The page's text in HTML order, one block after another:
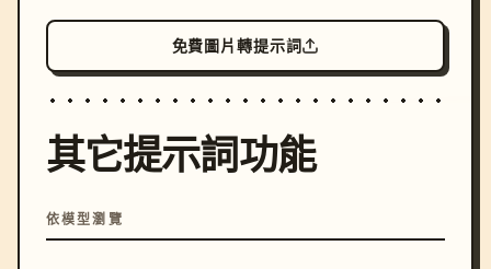
免費圖片轉提示詞
其它提示詞功能
依模型瀏覽